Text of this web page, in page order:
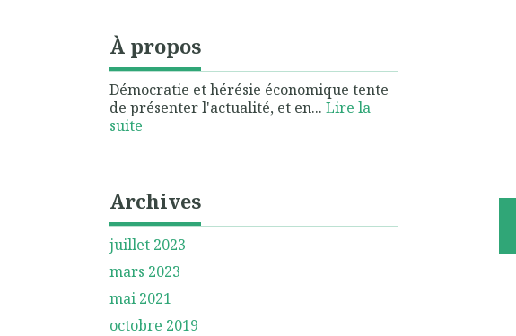
À propos
Démocratie et hérésie économique tente
de présenter l'actualité, et en... Lire la
suite
Archives
juillet 2023
mars 2023
mai 2021
octobre 2019